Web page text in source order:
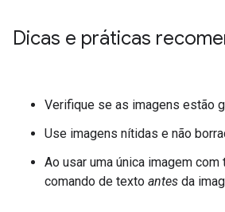
Dicas e práticas
Verifique se as imagens estão
Use imagens nítidas e não
Ao usar uma única imagem
comando de texto antes da